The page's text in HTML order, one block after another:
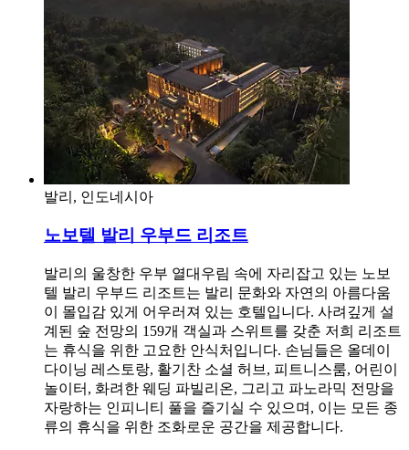
발리, 인도네시아
노보텔 발리 우부드 리조트
발리의 울창한 우부 열대우림 속에 자리잡고 있는 노보
텔 발리 우부드 리조트는 발리 문화와 자연의 아름다움
이 몰입감 있게 어우러져 있는 호텔입니다. 사려깊게 설
계된 숲 전망의 159개 객실과 스위트를 갖춘 저희 리조트
는 휴식을 위한 고요한 안식처입니다. 손님들은 올데이
다이닝 레스토랑, 활기찬 소셜 허브, 피트니스룸, 어린이
놀이터, 화려한 웨딩 파빌리온, 그리고 파노라믹 전망을
자랑하는 인피니티 풀을 즐기실 수 있으며, 이는 모든 종
류의 휴식을 위한 조화로운 공간을 제공합니다.